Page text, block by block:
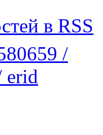
в RSS